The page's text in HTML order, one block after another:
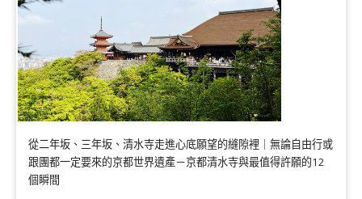
從二年坂、三年坂、清水寺走進心底願望的縫隙裡｜無論自由行或
跟團都一定要來的京都世界遺產－京都清水寺與最值得許願的12
個瞬間